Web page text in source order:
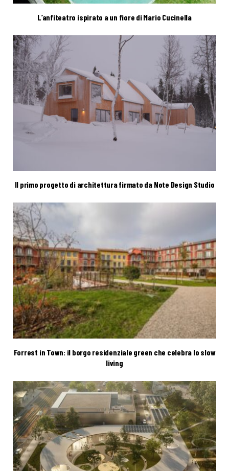
L’anfiteatro ispirato a un fiore di Mario Cucinella
Il primo progetto di architettura firmato da Note Design Studio
Forrest in Town: il borgo residenziale green che celebra lo slow
living